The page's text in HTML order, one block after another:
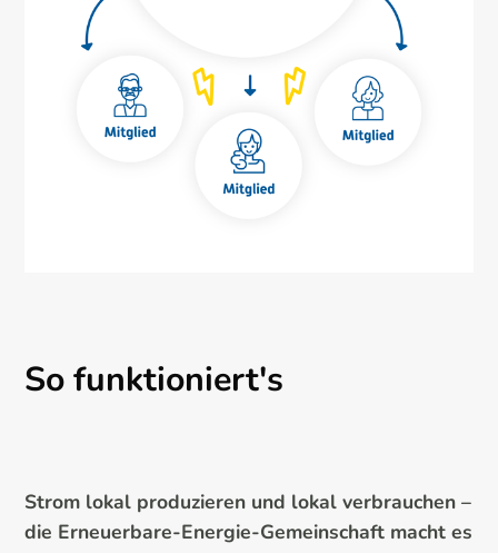
So funktioniert's
Strom lokal produzieren und lokal verbrauchen –
die Erneuerbare-Energie-Gemeinschaft macht es